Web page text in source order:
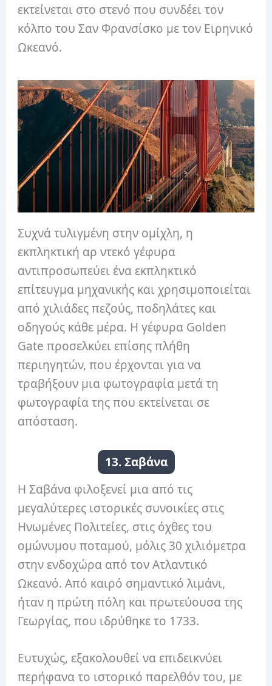
εκτείνεται στο στενό που συνδέει τον
κόλπο του Σαν Φρανσίσκο με τον Ειρηνικό
Ωκεανό.
Συχνά τυλιγμένη στην ομίχλη, η
εκπληκτική αρ ντεκό γέφυρα
αντιπροσωπεύει ένα εκπληκτικό
επίτευγμα μηχανικής και χρησιμοποιείται
από χιλιάδες πεζούς, ποδηλάτες και
οδηγούς κάθε μέρα. Η γέφυρα Golden
Gate προσελκύει επίσης πλήθη
περιηγητών, που έρχονται για να
τραβήξουν μια φωτογραφία μετά τη
φωτογραφία της που εκτείνεται σε
απόσταση.
13. Σαβάνα
Η Σαβάνα φιλοξενεί μια από τις
μεγαλύτερες ιστορικές συνοικίες στις
Ηνωμένες Πολιτείες, στις όχθες του
ομώνυμου ποταμού, μόλις 30 χιλιόμετρα
στην ενδοχώρα από τον Ατλαντικό
Ωκεανό. Από καιρό σημαντικό λιμάνι,
ήταν η πρώτη πόλη και πρωτεύουσα της
Γεωργίας, που ιδρύθηκε το 1733.
Ευτυχώς, εξακολουθεί να επιδεικνύει
περήφανα το ιστορικό παρελθόν του, με